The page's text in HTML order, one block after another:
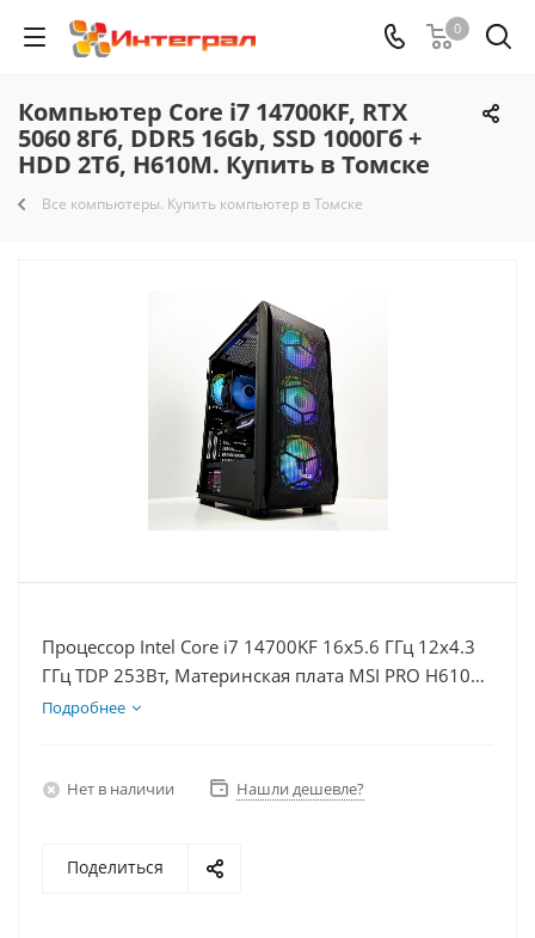
0
Компьютер Core i7 14700KF, RTX
5060 8Гб, DDR5 16Gb, SSD 1000Гб +
HDD 2Тб, H610M. Купить в Томске
Все компьютеры. Купить компьютер в Томске
Процессор Intel Core i7 14700KF 16x5.6 ГГц 12x4.3
ГГц TDP 253Вт, Материнская плата MSI PRO H610M-
E D5, Видеокарта RTX 5060 8Гб, Память
Подробнее
Нет в наличии Нашли дешевле?
Поделиться